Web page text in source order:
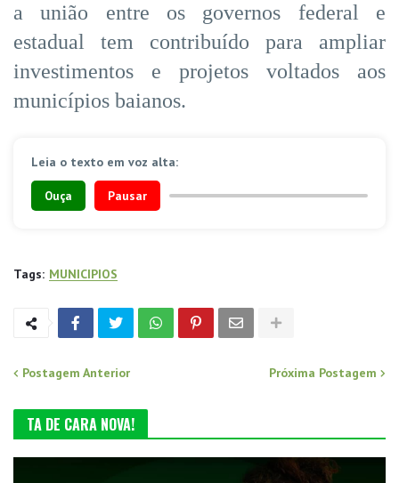
a união entre os governos federal e
estadual tem contribuído para ampliar
investimentos e projetos voltados aos
municípios baianos.
Leia o texto em voz alta:
Ouça Pausar
Tags: MUNICIPIOS
Postagem Anterior Próxima Postagem
TA DE CARA NOVA!